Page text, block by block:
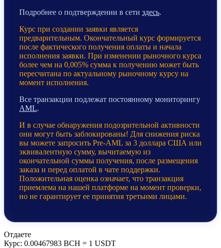
Подробнее о подтверждении в сети здесь.
Курс при создании заявки является
предварительным. Окончательный курс формируется
после фактического получения оплаты и начала
исполнения заявки. При изменении рыночного курса
более чем на 0,005% сумма к получению может быть
пересчитана по актуальному рыночному курсу на
момент исполнения.
Все транзакции подлежат постоянному мониторингу
AML.
И в случае обнаружения подозрительной активности
они могут быть заблокированы! Для снижения риска
вы можете запросить Pre-AML за 3 доллара США или
эквивалентную сумму, вычитаемую из
окончательной суммы получения, после размещения
заказа и перед оплатой в чате поддержки.
Положительная оценка означает, что транзакция
приемлема на нашей платформе на момент проверки,
но не гарантирует ее принятия третьими лицами.
Отдаете
Курс: 0.00467983 BCH = 1 USDT